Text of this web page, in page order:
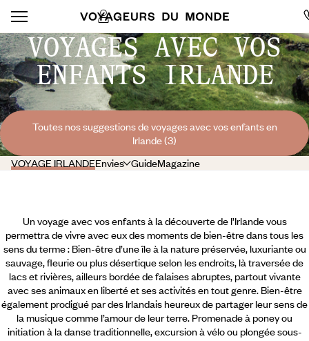
VOYAGES AVEC VOS
ENFANTS IRLANDE
Toutes nos suggestions de voyages avec vos enfants en
Irlande (3)
VOYAGE IRLANDEEnvies GuideMagazine
Un voyage avec vos enfants à la découverte de l’Irlande vous
permettra de vivre avec eux des moments de bien-être dans tous les
sens du terme : Bien-être d’une île à la nature préservée, luxuriante ou
sauvage, fleurie ou plus désertique selon les endroits, là traversée de
lacs et rivières, ailleurs bordée de falaises abruptes, partout vivante
avec ses animaux en liberté et ses activités en tout genre. Bien-être
également prodigué par des Irlandais heureux de partager leur sens de
la musique comme l’amour de leur terre. Promenade à poney ou
initiation à la danse traditionnelle, excursion à vélo ou plongée sous-